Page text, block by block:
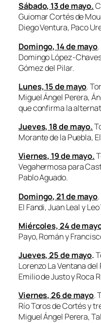
Sábado, 13 de mayo.
Guiomar Cortés de
Diego Ventura, Paco
Domingo, 14 de mayo
Domingo López-
Gómez del Pilar.
Lunes, 15 de mayo.
Miguel Ángel Perera,
que confirma la
Jueves, 18 de mayo.
Morante de la Puebla,
Viernes, 19 de mayo.
Vegahermosa para
Pablo Aguado.
Domingo, 21 de mayo
El Fandi, Juan Leal y
Miércoles, 24 de
Payo, Román y
Jueves, 25 de mayo.
Lorenzo La Ventana
Emilio de Justo y Roca
Viernes, 26 de mayo.
Río Toros de Cortés y
Miguel Ángel Perera,